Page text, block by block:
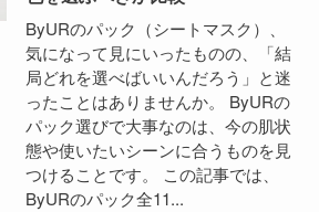
ByURのパック（シートマスク）、
気になって見にいったものの、「結
局どれを選べばいいんだろう」と迷
ったことはありませんか。 ByURの
パック選びで大事なのは、今の肌状
態や使いたいシーンに合うものを見
つけることです。 この記事では、
ByURのパック全11...